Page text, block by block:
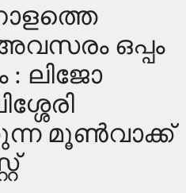
ഒപ്പം
: ലിജോ
മൂൺവാക്ക്